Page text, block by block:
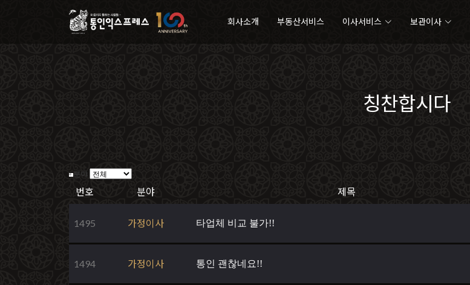
회사소개 부동산서비스 이사서비스 보관이사
칭찬합시다
분야
번호 분야 제목
1495 가정이사 타업체 비교 불가!!
1494 가정이사 통인 괜찮네요!!